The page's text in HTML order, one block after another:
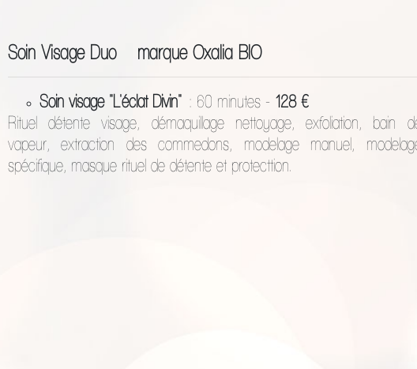
Soin Visage Duo marque Oxalia BIO
Soin visage "L'éclat Divin" : 60 minutes - 128 €
Rituel détente visage, démaquillage nettoyage, exfoliation, bain
vapeur, extraction des commedons, modelage manuel,
spécifique, masque rituel de détente et protecttion.